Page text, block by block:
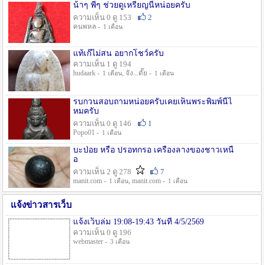
น้าๆ พี่ๆ ช่วยดูเหรียญนี้หน่อยครับ
ความเห็น 0 ดู 153
2
คนพหล - 1 เดือน
แท้เก๊ไม่สน อยากโชว์ครับ
ความเห็น 1 ดู 194
hudaark - 1 เดือน, จัง...ดั๊ย - 1 เดือน
รบกวนสอบถามหน่อยครับเคยเห็นพระพิมพ์นี้ไ
หมครับ
ความเห็น 0 ดู 146
1
Popo01 - 1 เดือน
บะป่อย หรือ ปรอทกรอ เครื่องลางของชาวเหนื
อ
ความเห็น 2 ดู 278
7
manit.com - 1 เดือน, manit.com - 1 เดือน
แจ้งข่าวสารเว็บ
แจ้งเว็บล่ม 19:08-19:43 วันที่ 4/5/2569
ความเห็น 0 ดู 196
webmaster - 3 เดือน